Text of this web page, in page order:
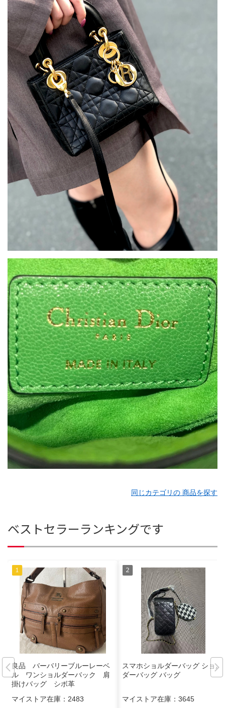
同じカテゴリの 商品を探す
ベストセラーランキングです
良品 バーバリーブルーレーベ
ル ワンショルダーバック 肩
掛けバッグ シボ革
マイストア在庫： 2483
スマホショルダーバッグ ショル
ダーバッグ バッグ
マイストア在庫： 3645